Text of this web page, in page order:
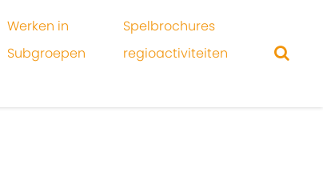
Werken in
Subgroepen
Spelbrochures
regioactiviteiten